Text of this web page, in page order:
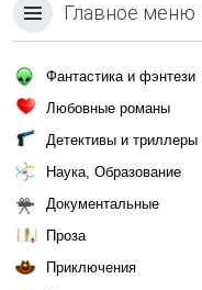
Главное меню
Фантастика и фэнтези
Любовные романы
Детективы и триллеры
Наука, Образование
Документальные
Проза
Приключения